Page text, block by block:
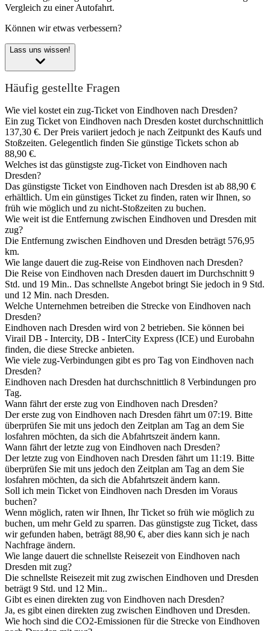
Vergleich zu einer Autofahrt.
Können wir etwas verbessern?
Lass uns wissen!
Häufig gestellte Fragen
Wie viel kostet ein zug-Ticket von Eindhoven nach Dresden?
Ein zug Ticket von Eindhoven nach Dresden kostet durchschnittlich
137,30 €. Der Preis variiert jedoch je nach Zeitpunkt des Kaufs und
Stoßzeiten. Gelegentlich finden Sie günstige Tickets schon ab
88,90 €.
Welches ist das günstigste zug-Ticket von Eindhoven nach
Dresden?
Das günstigste Ticket von Eindhoven nach Dresden ist ab 88,90 €
erhältlich. Um ein günstiges Ticket zu finden, raten wir Ihnen, so
früh wie möglich und zu nicht-Stoßzeiten zu buchen.
Wie weit ist die Entfernung zwischen Eindhoven und Dresden mit
zug?
Die Entfernung zwischen Eindhoven und Dresden beträgt 576,95
km.
Wie lange dauert die zug-Reise von Eindhoven nach Dresden?
Die Reise von Eindhoven nach Dresden dauert im Durchschnitt 9
Std. und 19 Min.. Das schnellste Angebot bringt Sie jedoch in 9 Std.
und 12 Min. nach Dresden.
Welche Unternehmen betreiben die Strecke von Eindhoven nach
Dresden?
Eindhoven nach Dresden wird von 2 betrieben. Sie können bei
Virail DB - Intercity, DB - InterCity Express (ICE) und Eurobahn
finden, die diese Strecke anbieten.
Wie viele zug-Verbindungen gibt es pro Tag von Eindhoven nach
Dresden?
Eindhoven nach Dresden hat durchschnittlich 8 Verbindungen pro
Tag.
Wann fährt der erste zug von Eindhoven nach Dresden?
Der erste zug von Eindhoven nach Dresden fährt um 07:19. Bitte
überprüfen Sie mit uns jedoch den Zeitplan am Tag an dem Sie
losfahren möchten, da sich die Abfahrtszeit ändern kann.
Wann fährt der letzte zug von Eindhoven nach Dresden?
Der letzte zug von Eindhoven nach Dresden fährt um 11:19. Bitte
überprüfen Sie mit uns jedoch den Zeitplan am Tag an dem Sie
losfahren möchten, da sich die Abfahrtszeit ändern kann.
Soll ich mein Ticket von Eindhoven nach Dresden im Voraus
buchen?
Wenn möglich, raten wir Ihnen, Ihr Ticket so früh wie möglich zu
buchen, um mehr Geld zu sparren. Das günstigste zug Ticket, dass
wir gefunden haben, beträgt 88,90 €, aber dies kann sich je nach
Nachfrage ändern.
Wie lange dauert die schnellste Reisezeit von Eindhoven nach
Dresden mit zug?
Die schnellste Reisezeit mit zug zwischen Eindhoven und Dresden
beträgt 9 Std. und 12 Min..
Gibt es einen direkten zug von Eindhoven nach Dresden?
Ja, es gibt einen direkten zug zwischen Eindhoven und Dresden.
Wie hoch sind die CO2-Emissionen für die Strecke von Eindhoven